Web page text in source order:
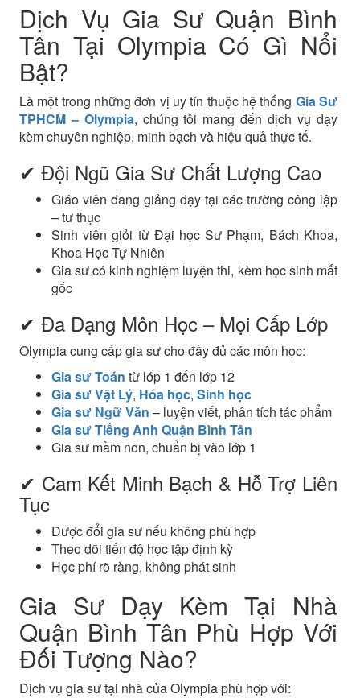
Dịch Vụ Gia Sư Quận Bình
Tân Tại Olympia Có Gì Nổi
Bật?
Là một trong những đơn vị uy tín thuộc hệ thống Gia Sư
TPHCM – Olympia, chúng tôi mang đến dịch vụ dạy
kèm chuyên nghiệp, minh bạch và hiệu quả thực tế.
✔ Đội Ngũ Gia Sư Chất Lượng Cao
Giáo viên đang giảng dạy tại các trường công lập
– tư thục
Sinh viên giỏi từ Đại học Sư Phạm, Bách Khoa,
Khoa Học Tự Nhiên
Gia sư có kinh nghiệm luyện thi, kèm học sinh mất
gốc
✔ Đa Dạng Môn Học – Mọi Cấp Lớp
Olympia cung cấp gia sư cho đầy đủ các môn học:
Gia sư Toán từ lớp 1 đến lớp 12
Gia sư Vật Lý, Hóa học, Sinh học
Gia sư Ngữ Văn – luyện viết, phân tích tác phẩm
Gia sư Tiếng Anh Quận Bình Tân
Gia sư mầm non, chuẩn bị vào lớp 1
✔ Cam Kết Minh Bạch & Hỗ Trợ Liên
Tục
Được đổi gia sư nếu không phù hợp
Theo dõi tiến độ học tập định kỳ
Học phí rõ ràng, không phát sinh
Gia Sư Dạy Kèm Tại Nhà
Quận Bình Tân Phù Hợp Với
Đối Tượng Nào?
Dịch vụ gia sư tại nhà của Olympia phù hợp với: